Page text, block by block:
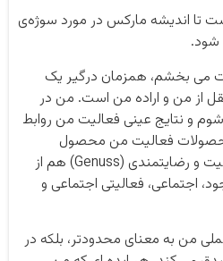
تا اندیشه مارکس در مورد سوژه‌ی
شود.
می بخشم، همزمان درگیر یک
از من و اراده من است. من در
و نتایج عینی فعالیت من روابط
فعالیت من محصول
فعالیت اجتماعی است. «فعالیت و رضایتمندی (Genuss) هم از
اجتماعی، فعالیتی اجتماعی و
من به معنای محدودتر، بلکه در